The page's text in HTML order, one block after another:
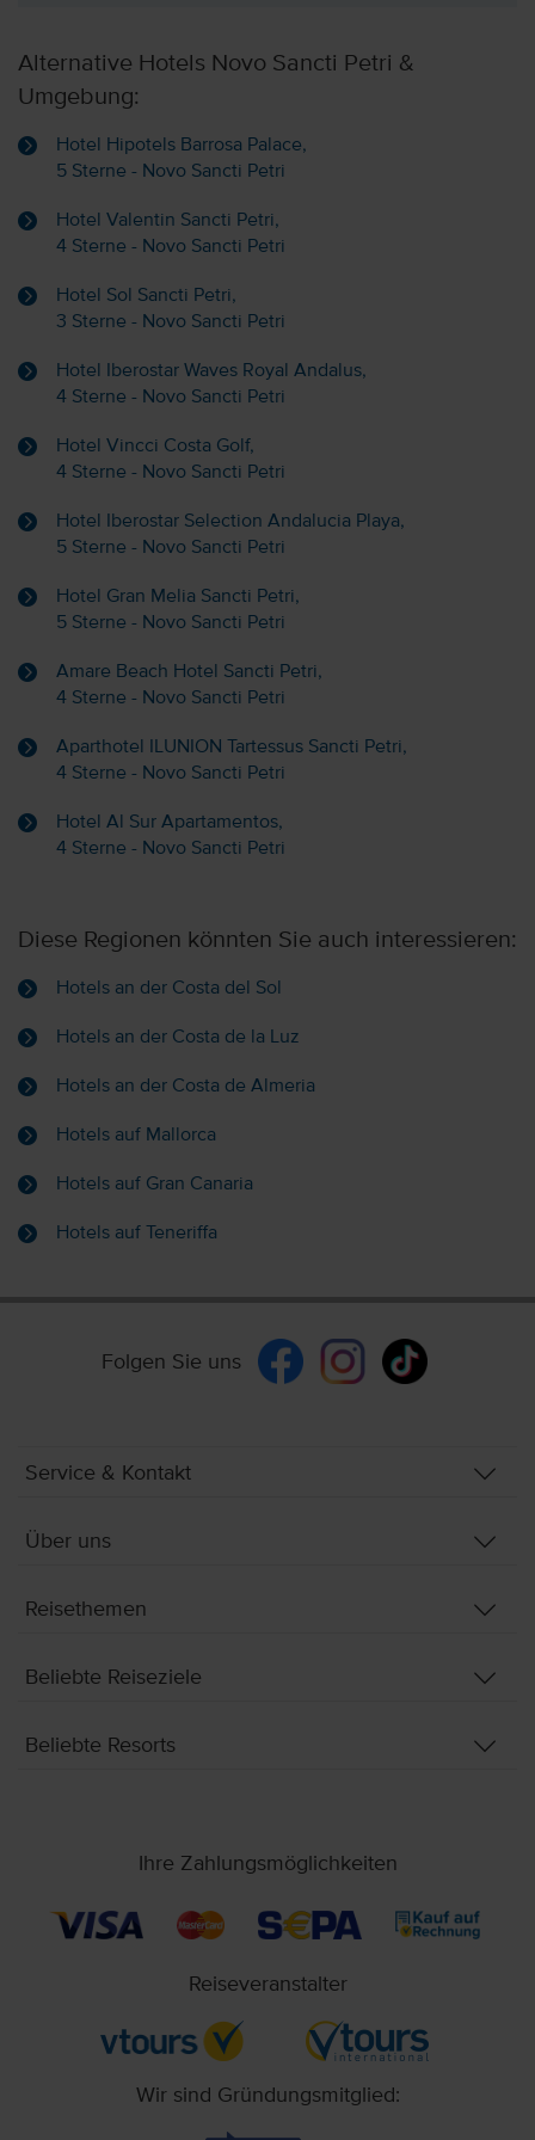
Alternative Hotels Novo Sancti Petri &
Umgebung:
Hotel Hipotels Barrosa Palace,
5 Sterne - Novo Sancti Petri
Hotel Valentin Sancti Petri,
4 Sterne - Novo Sancti Petri
Hotel Sol Sancti Petri,
3 Sterne - Novo Sancti Petri
Hotel Iberostar Waves Royal Andalus,
4 Sterne - Novo Sancti Petri
Hotel Vincci Costa Golf,
4 Sterne - Novo Sancti Petri
Hotel Iberostar Selection Andalucia Playa,
5 Sterne - Novo Sancti Petri
Hotel Gran Melia Sancti Petri,
5 Sterne - Novo Sancti Petri
Amare Beach Hotel Sancti Petri,
4 Sterne - Novo Sancti Petri
Aparthotel ILUNION Tartessus Sancti Petri,
4 Sterne - Novo Sancti Petri
Hotel Al Sur Apartamentos,
4 Sterne - Novo Sancti Petri
Diese Regionen könnten Sie auch interessieren:
Hotels an der Costa del Sol
Hotels an der Costa de la Luz
Hotels an der Costa de Almeria
Hotels auf Mallorca
Hotels auf Gran Canaria
Hotels auf Teneriffa
Folgen Sie uns
Service & Kontakt
Über uns
Reisethemen
Beliebte Reiseziele
Beliebte Resorts
Ihre Zahlungsmöglichkeiten
Reiseveranstalter
Wir sind Gründungsmitglied: